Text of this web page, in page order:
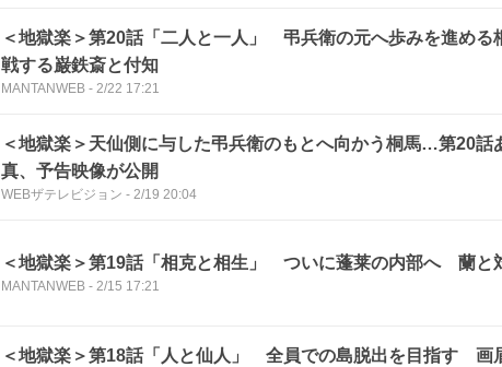
＜地獄楽＞第20話「二人と一人」 弔兵衛の元へ歩みを進め
戦する巌鉄斎と付知
MANTANWEB - 2/22 17:21
＜地獄楽＞天仙側に与した弔兵衛のもとへ向かう桐馬…第20話
真、予告映像が公開
WEBザテレビジョン - 2/19 20:04
＜地獄楽＞第19話「相克と相生」 ついに蓬莱の内部へ 蘭と
MANTANWEB - 2/15 17:21
＜地獄楽＞第18話「人と仙人」 全員での島脱出を目指す 画